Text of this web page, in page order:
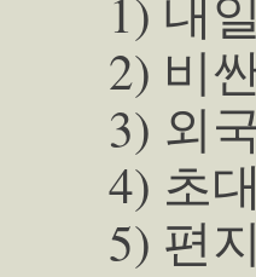
1) 내
2) 비
3) 외
4) 초
5) 편